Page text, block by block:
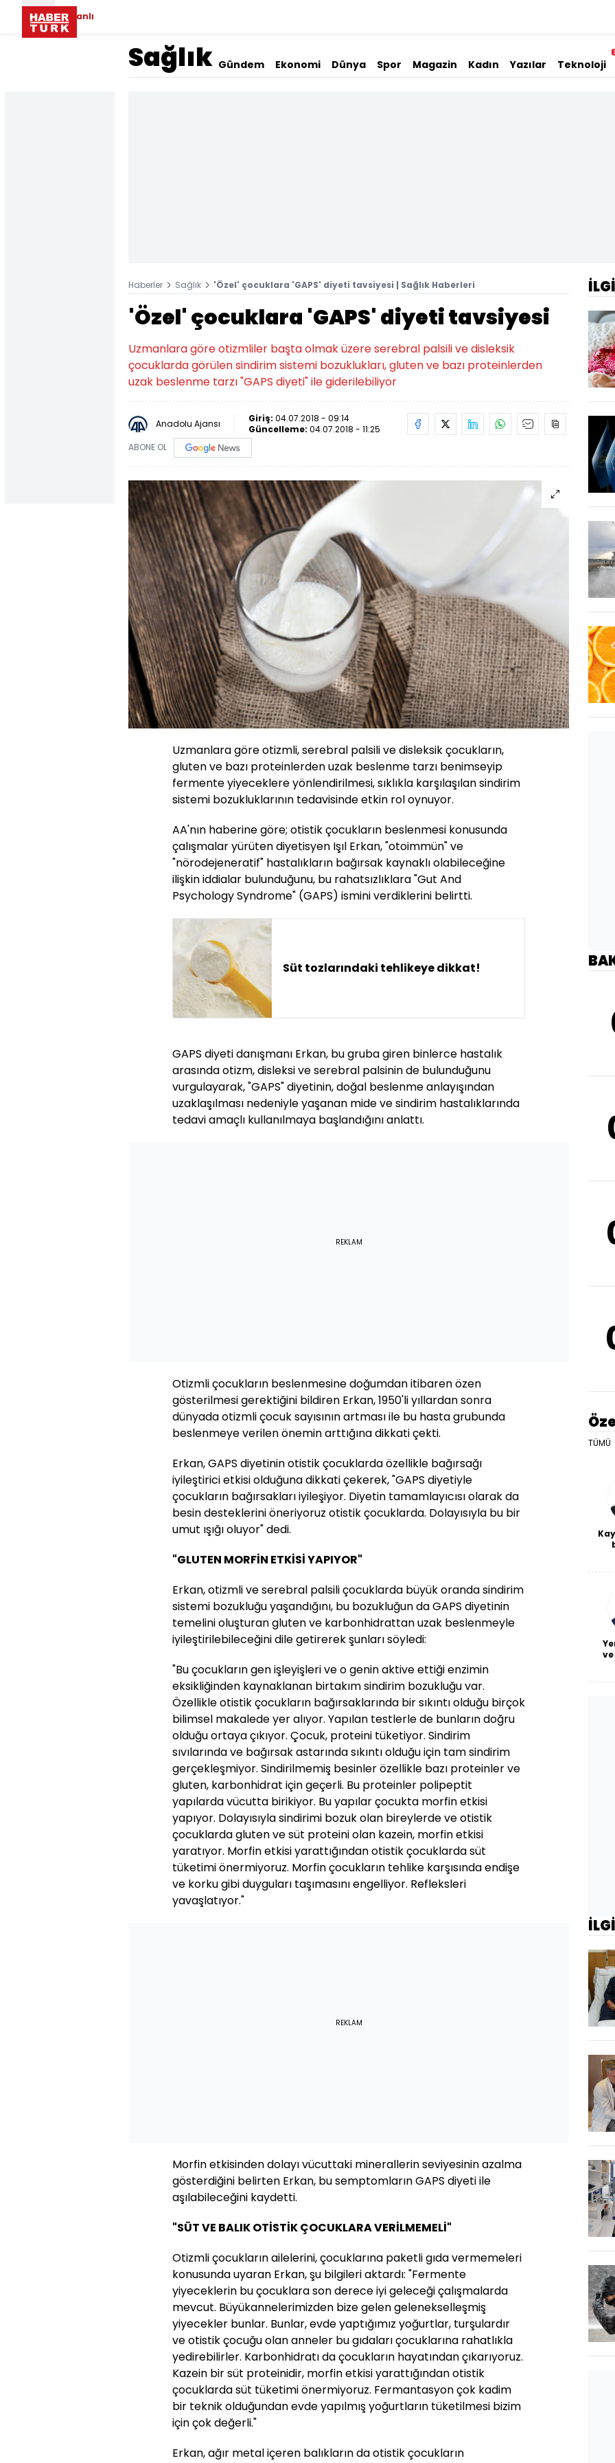
Canlı
Sağlık Gündem Ekonomi Dünya Spor Magazin Kadın Yazılar Teknoloji
Haberler Sağlık 'Özel' çocuklara 'GAPS' diyeti tavsiyesi | Sağlık Haberleri
'Özel' çocuklara 'GAPS' diyeti tavsiyesi
Uzmanlara göre otizmliler başta olmak üzere serebral palsili ve disleksik
çocuklarda görülen sindirim sistemi bozuklukları, gluten ve bazı proteinlerden
uzak beslenme tarzı "GAPS diyeti" ile giderilebiliyor
Anadolu Ajansı Giriş: 04.07.2018 - 09:14
Güncelleme: 04.07.2018 - 11:25
ABONE OL
Uzmanlara göre otizmli, serebral palsili ve disleksik çocukların,
gluten ve bazı proteinlerden uzak beslenme tarzı benimseyip
fermente yiyeceklere yönlendirilmesi, sıklıkla karşılaşılan sindirim
sistemi bozukluklarının tedavisinde etkin rol oynuyor.
AA'nın haberine göre; otistik çocukların beslenmesi konusunda
çalışmalar yürüten diyetisyen Işıl Erkan, "otoimmün" ve
"nörodejeneratif" hastalıkların bağırsak kaynaklı olabileceğine
ilişkin iddialar bulunduğunu, bu rahatsızlıklara "Gut And
Psychology Syndrome" (GAPS) ismini verdiklerini belirtti.
Süt tozlarındaki tehlikeye dikkat!
GAPS diyeti danışmanı Erkan, bu gruba giren binlerce hastalık
arasında otizm, disleksi ve serebral palsinin de bulunduğunu
vurgulayarak, "GAPS" diyetinin, doğal beslenme anlayışından
uzaklaşılması nedeniyle yaşanan mide ve sindirim hastalıklarında
tedavi amaçlı kullanılmaya başlandığını anlattı.
REKLAM
Otizmli çocukların beslenmesine doğumdan itibaren özen
gösterilmesi gerektiğini bildiren Erkan, 1950'li yıllardan sonra
dünyada otizmli çocuk sayısının artması ile bu hasta grubunda
beslenmeye verilen önemin arttığına dikkati çekti.
Erkan, GAPS diyetinin otistik çocuklarda özellikle bağırsağı
iyileştirici etkisi olduğuna dikkati çekerek, "GAPS diyetiyle
çocukların bağırsakları iyileşiyor. Diyetin tamamlayıcısı olarak da
besin desteklerini öneriyoruz otistik çocuklarda. Dolayısıyla bu bir
umut ışığı oluyor" dedi.
"GLUTEN MORFİN ETKİSİ YAPIYOR"
Erkan, otizmli ve serebral palsili çocuklarda büyük oranda sindirim
sistemi bozukluğu yaşandığını, bu bozukluğun da GAPS diyetinin
temelini oluşturan gluten ve karbonhidrattan uzak beslenmeyle
iyileştirilebileceğini dile getirerek şunları söyledi:
"Bu çocukların gen işleyişleri ve o genin aktive ettiği enzimin
eksikliğinden kaynaklanan birtakım sindirim bozukluğu var.
Özellikle otistik çocukların bağırsaklarında bir sıkıntı olduğu birçok
bilimsel makalede yer alıyor. Yapılan testlerle de bunların doğru
olduğu ortaya çıkıyor. Çocuk, proteini tüketiyor. Sindirim
sıvılarında ve bağırsak astarında sıkıntı olduğu için tam sindirim
gerçekleşmiyor. Sindirilmemiş besinler özellikle bazı proteinler ve
gluten, karbonhidrat için geçerli. Bu proteinler polipeptit
yapılarda vücutta birikiyor. Bu yapılar çocukta morfin etkisi
yapıyor. Dolayısıyla sindirimi bozuk olan bireylerde ve otistik
çocuklarda gluten ve süt proteini olan kazein, morfin etkisi
yaratıyor. Morfin etkisi yarattığından otistik çocuklarda süt
tüketimi önermiyoruz. Morfin çocukların tehlike karşısında endişe
ve korku gibi duyguları taşımasını engelliyor. Refleksleri
yavaşlatıyor."
REKLAM
Morfin etkisinden dolayı vücuttaki minerallerin seviyesinin azalma
gösterdiğini belirten Erkan, bu semptomların GAPS diyeti ile
aşılabileceğini kaydetti.
"SÜT VE BALIK OTİSTİK ÇOCUKLARA VERİLMEMELİ"
Otizmli çocukların ailelerini, çocuklarına paketli gıda vermemeleri
konusunda uyaran Erkan, şu bilgileri aktardı: "Fermente
yiyeceklerin bu çocuklara son derece iyi geleceği çalışmalarda
mevcut. Büyükannelerimizden bize gelen gelenekselleşmiş
yiyecekler bunlar. Bunlar, evde yaptığımız yoğurtlar, turşulardır
ve otistik çocuğu olan anneler bu gıdaları çocuklarına rahatlıkla
yedirebilirler. Karbonhidratı da çocukların hayatından çıkarıyoruz.
Kazein bir süt proteinidir, morfin etkisi yarattığından otistik
çocuklarda süt tüketimi önermiyoruz. Fermantasyon çok kadim
bir teknik olduğundan evde yapılmış yoğurtların tüketilmesi bizim
için çok değerli."
Erkan, ağır metal içeren balıkların da otistik çocukların
TÜMÜ